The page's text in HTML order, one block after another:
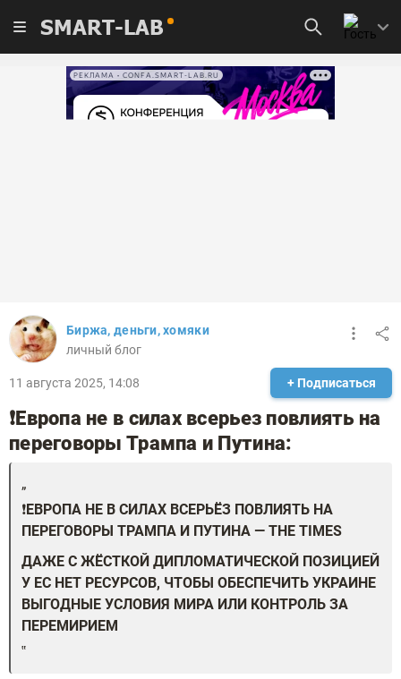
SMART-LAB
РЕКЛАМА • CONFA.SMART-LAB.RU
Биржа, деньги, хомяки
личный блог
11 августа 2025, 14:08 + Подписаться
❗️Европа не в силах всерьез повлиять на
переговоры Трампа и Путина:
❗️ЕВРОПА НЕ В СИЛАХ ВСЕРЬЁЗ ПОВЛИЯТЬ НА
ПЕРЕГОВОРЫ ТРАМПА И ПУТИНА — THE TIMES
ДАЖЕ С ЖЁСТКОЙ ДИПЛОМАТИЧЕСКОЙ ПОЗИЦИЕЙ
У ЕС НЕТ РЕСУРСОВ, ЧТОБЫ ОБЕСПЕЧИТЬ УКРАИНЕ
ВЫГОДНЫЕ УСЛОВИЯ МИРА ИЛИ КОНТРОЛЬ ЗА
ПЕРЕМИРИЕМ